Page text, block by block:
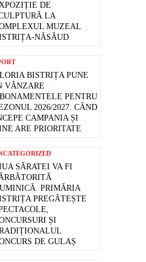
DE
LA
MUZEAL
NĂSĂUD
BISTRIȚA PUNE
VÂNZARE
PENTRU
2026/2027. CÂND
CAMPANIA ȘI
ARE PRIORITATE
SĂRATEI VA FI
PRIMĂRIA
PREGĂTEȘTE
ȘI
DE GULAȘ